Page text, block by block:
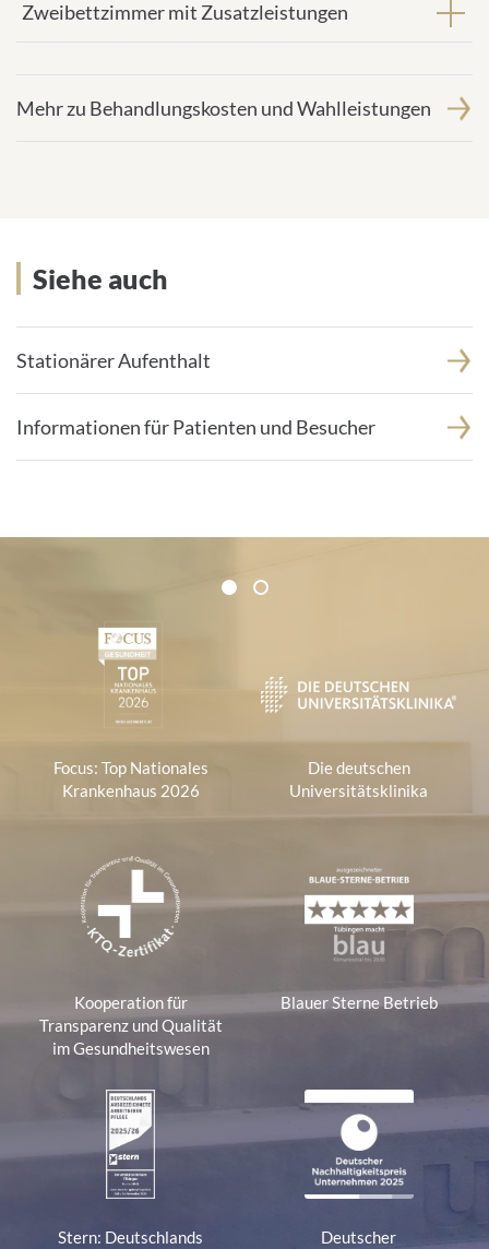
Zweibettzimmer mit Zusatzleistungen
Mehr zu Behandlungskosten und Wahlleistungen
Siehe auch
Siehe auch
Stationärer Aufenthalt
Informationen für Patienten und Besucher
Zertifikate und Verbände
1 2
Focus: Top Nationales
Krankenhaus 2026
Die deutschen
Universitätsklinika
Kooperation für
Transparenz und Qualität
im Gesundheitswesen
Blauer Sterne Betrieb
Stern: Deutschlands
Deutscher